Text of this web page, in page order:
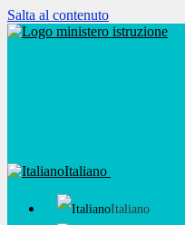
Salta al contenuto
Italiano
Italiano